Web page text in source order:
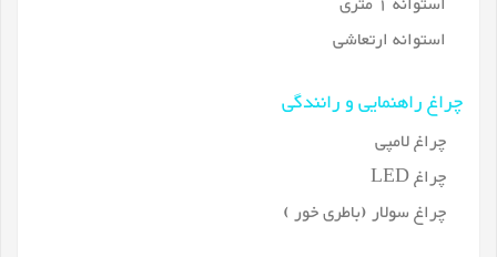
استوانه ارتعاشی
چراغ راهنمایی و رانندگی
چراغ لامپی
چراغ LED
چراغ سولار (باطری خور )